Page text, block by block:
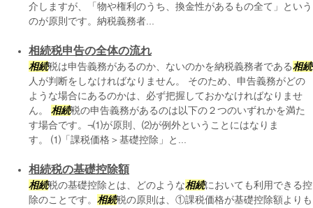
介しますが、「物や権利のうち、換金性があるもの全て」という
のが原則です。納税義務者...
相続税申告の全体の流れ
相続税は申告義務があるのか、ないのかを納税義務者である相続
人が判断をしなければなりません。 そのため、申告義務がどの
ような場合にあるのかは、必ず把握しておかなければなりませ
ん。 相続税の申告義務があるのは以下の２つのいずれかを満た
す場合です。¬⑴が原則、⑵が例外ということにはなりま
す。 ⑴「課税価格＞基礎控除」と...
相続税の基礎控除額
相続税の基礎控除とは、どのような相続においても利用できる控
除のことです。 相続税の原則は、①課税価格が基礎控除額よりも